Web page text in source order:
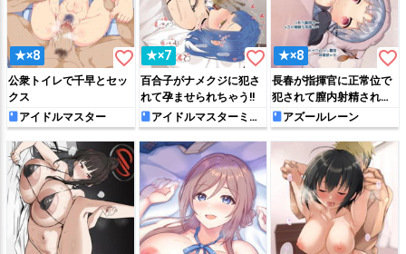
★×8 favorite_border
公衆トイレで千早とセッ
クス
アイドルマスター
★×7 favorite_border
百合子がナメクジに犯さ
れて孕ませられちゃう!!
アイドルマスターミリ
オンライブ!
★×8 favorite_border
長春が指揮官に正常位で
犯されて膣内射精されち
ゃう♡
アズールレーン